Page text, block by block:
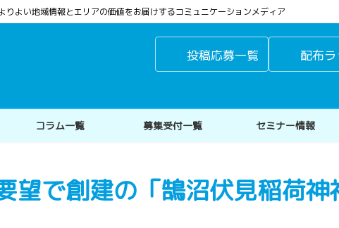
よい地域情報とエリアの価値をお届けするコミュニケーションメディア
投稿応募一覧 配布
コラム一覧 募集受付一覧 セミナー情報
望で創建の「鵠沼伏見稲荷神